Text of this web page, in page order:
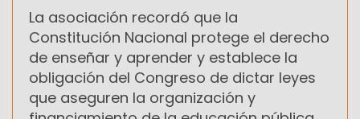
La asociación recordó que la
Constitución Nacional protege el derecho
de enseñar y aprender y establece la
obligación del Congreso de dictar leyes
que aseguren la organización y